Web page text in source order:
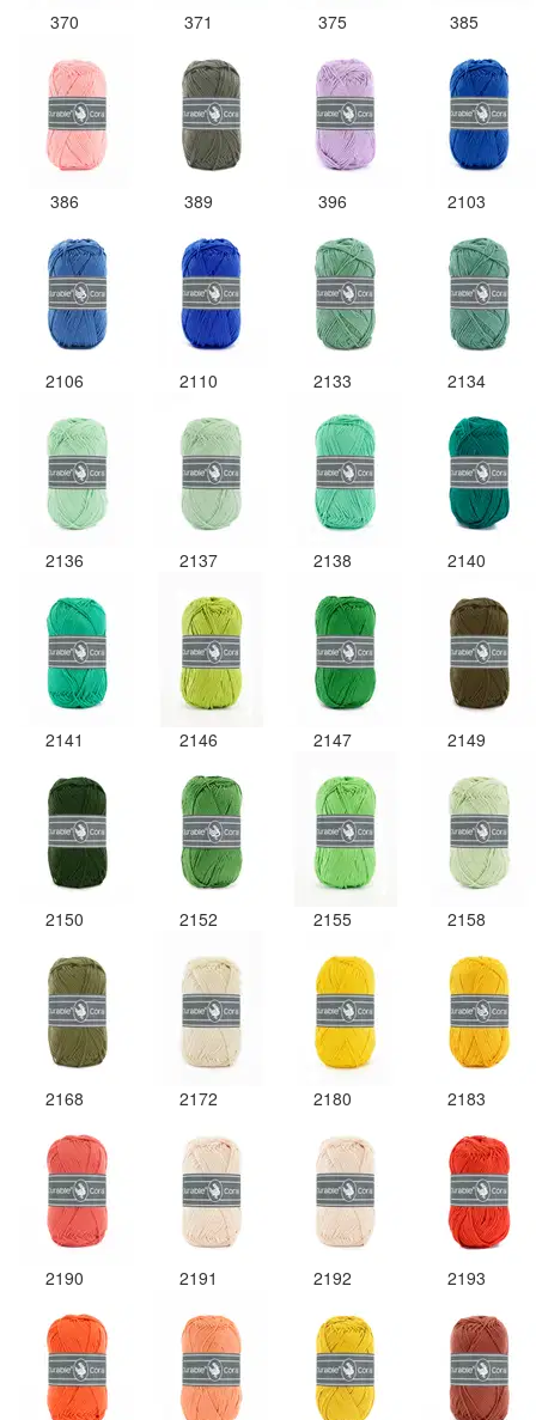
370 371 375 385
386 389 396 2103
2106 2110 2133 2134
2136 2137 2138 2140
2141 2146 2147 2149
2150 2152 2155 2158
2168 2172 2180 2183
2190 2191 2192 2193